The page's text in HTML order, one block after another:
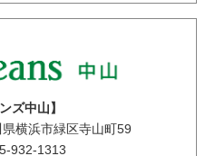
ズ中山】
横浜市緑区寺山町59
932-1313